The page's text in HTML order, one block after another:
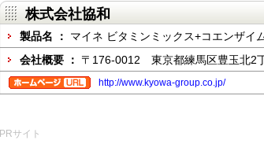
株式会社協和
製品名 ： マイネ ビタミンミックス+コエンザイ
会社概要 ： 〒176-0012 東京都練馬区豊玉北2
http://www.kyowa-group.co.jp/
PRサイト